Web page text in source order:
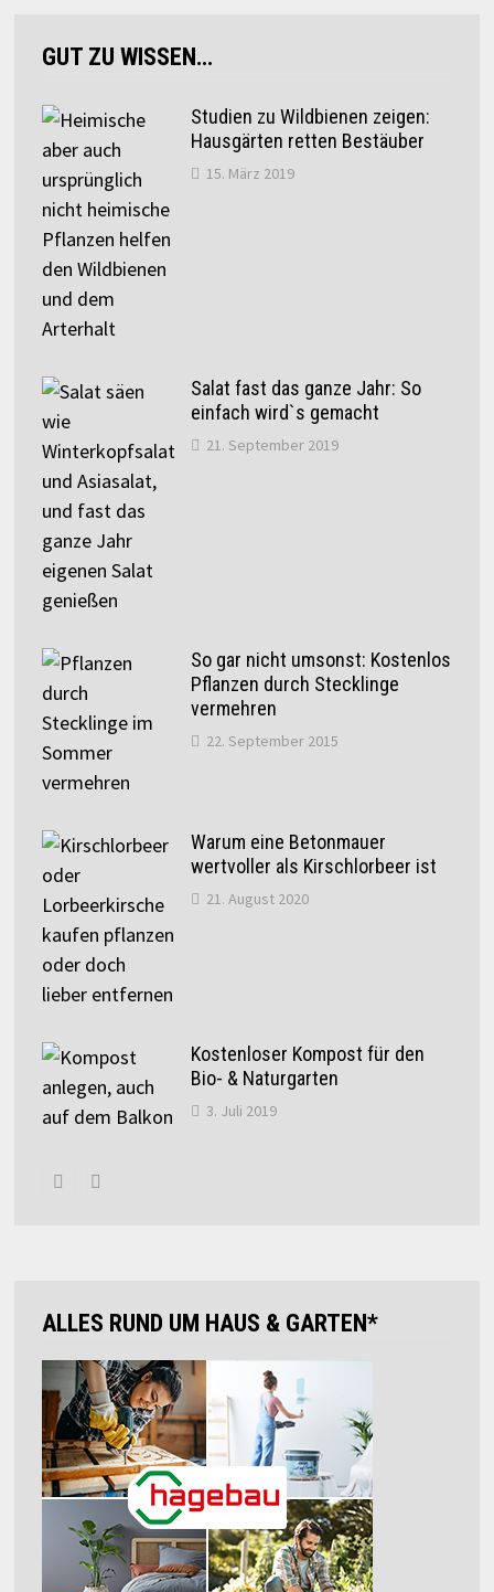
GUT ZU WISSEN…
Studien zu Wildbienen zeigen:
Hausgärten retten Bestäuber
15. März 2019
Salat fast das ganze Jahr: So
einfach wird`s gemacht
21. September 2019
So gar nicht umsonst: Kostenlos
Pflanzen durch Stecklinge
vermehren
22. September 2015
Warum eine Betonmauer
wertvoller als Kirschlorbeer ist
21. August 2020
Kostenloser Kompost für den
Bio- & Naturgarten
3. Juli 2019
ALLES RUND UM HAUS & GARTEN*